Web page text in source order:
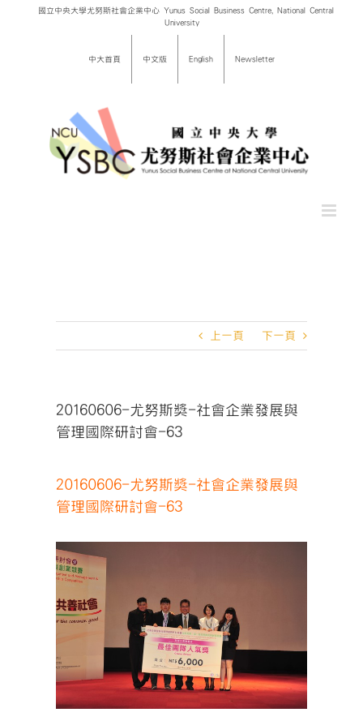
國立中央大學尤努斯社會企業中心 Yunus Social Business Centre, National Central
University
中大首頁 中文版 English Newsletter
上一頁 下一頁
20160606-尤努斯獎-社會企業發展與
管理國際研討會-63
20160606-尤努斯獎-社會企業發展與
管理國際研討會-63